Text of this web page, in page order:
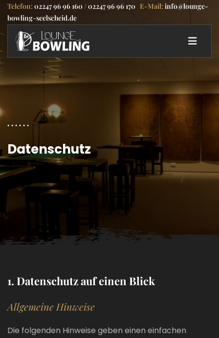
Telefon: 02247 96 96 160/02247 96 96 170 E-Mail: info@lounge-
bowling-seelscheid.de
Datenschutz
1. Datenschutz auf einen Blick
Allgemeine Hinweise
Die folgenden Hinweise geben einen einfachen